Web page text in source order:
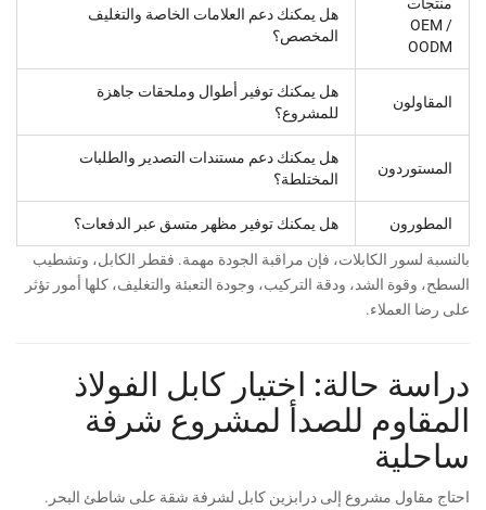
OEM /
OODM
هل يمكنك دعم العلامات الخاصة والتغليف
المخصص؟
المقاولون
هل يمكنك توفير أطوال وملحقات جاهزة
للمشروع؟
المستوردون
هل يمكنك دعم مستندات التصدير والطلبات
المختلطة؟
المطورون
هل يمكنك توفير مظهر متسق عبر الدفعات؟
بالنسبة لسور الكابلات، فإن مراقبة الجودة مهمة. فقطر الكابل، وتشطيب
السطح، وقوة الشد، ودقة التركيب، وجودة التعبئة والتغليف، كلها أمور تؤثر
على رضا العملاء.
دراسة حالة: اختيار كابل الفولاذ
المقاوم للصدأ لمشروع شرفة
ساحلية
احتاج مقاول مشروع إلى درابزين كابل لشرفة شقة على شاطئ البحر.